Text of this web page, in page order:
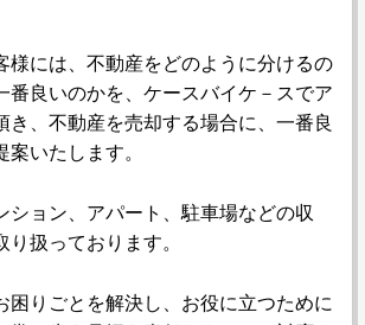
様には、不動産をどのように分けるの
番良いのかを、ケースバイケ－スでア
き、不動産を売却する場合に、一番良
いたします。
ション、アパート、駐車場などの収
扱っております。
困りごとを解決し、お役に立つために